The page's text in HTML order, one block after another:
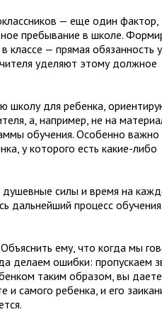
— еще один фактор,
пребывание в школе.
— прямая обязанность
уделяют этому должное
школу для ребенка,
а, например, не на
обучения. Особенно важно
у которого есть какие-либо
силы и время на
дальнейший процесс обучения
ему, что когда мы
делаем ошибки: пропускаем
таким образом, вы
самого ребенка, и его